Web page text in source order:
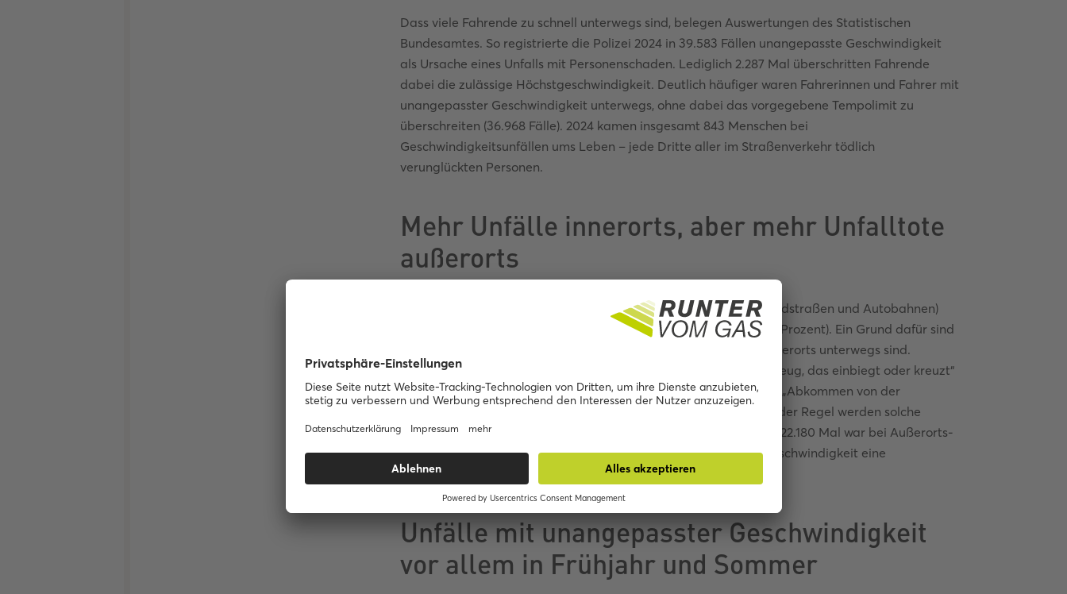
Dass viele Fahrende zu schnell unterwegs sind, belegen Auswertungen des Statistischen
Bundesamtes. So registrierte die Polizei 2024 in 39.583 Fällen unangepasste Geschwindigkeit
als Ursache eines Unfalls mit Personenschaden. Lediglich 2.287 Mal überschritten Fahrende
dabei die zulässige Höchstgeschwindigkeit. Deutlich häufiger waren Fahrerinnen und Fahrer mit
unangepasster Geschwindigkeit unterwegs, ohne dabei das vorgegebene Tempolimit zu
überschreiten (36.968 Fälle). 2024 kamen insgesamt 843 Menschen bei
Geschwindigkeitsunfällen ums Leben – jede Dritte aller im Straßenverkehr tödlich
verunglückten Personen.
Mehr Unfälle innerorts, aber mehr Unfalltote
außerorts
Insgesamt kamen 1.855 Verkehrsteilnehmende außerorts (auf Landstraßen und Autobahnen)
ums Leben. Das sind mehr als zwei Drittel aller Verkehrstoten (67 Prozent). Ein Grund dafür sind
die deutlich höheren Geschwindigkeiten, mit denen Fahrende außerorts unterwegs sind.
Während innerorts der „Zusammenstoß mit einem anderen Fahrzeug, das einbiegt oder kreuzt“
mit 30,1 Prozent die häufigste Unfallart war, war es außerorts das „Abkommen von der
Fahrbahn“ mit 28,7 Prozent bei Unfällen mit Personenschaden. In der Regel werden solche
Unfälle durch eine nicht angepasste Geschwindigkeit verursacht. 22.180 Mal war bei Außerorts-
Unfällen mit Personenschaden das Fahren mit unangepasster Geschwindigkeit eine
Unfallursache – und damit die meistgenannte.
Unfälle mit unangepasster Geschwindigkeit
vor allem in Frühjahr und Sommer